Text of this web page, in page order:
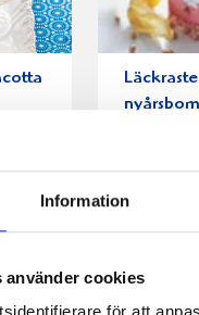
Information
använder cookies
Läckraste
receptet: